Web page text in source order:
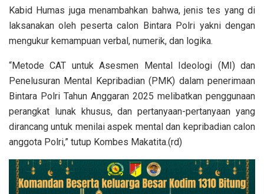
Kabid Humas juga menambahkan bahwa, jenis tes yang di
laksanakan oleh peserta calon Bintara Polri yakni dengan
mengukur kemampuan verbal, numerik, dan logika.
“Metode CAT untuk Asesmen Mental Ideologi (MI) dan
Penelusuran Mental Kepribadian (PMK) dalam penerimaan
Bintara Polri Tahun Anggaran 2025 melibatkan penggunaan
perangkat lunak khusus, dan pertanyaan-pertanyaan yang
dirancang untuk menilai aspek mental dan kepribadian calon
anggota Polri,” tutup Kombes Makatita.(rd)